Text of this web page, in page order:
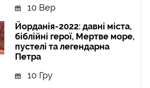
10 Вер
Йорданія-2022: давні міста,
біблійні герої, Мертве море,
пустелі та легендарна
Петра
10 Гру